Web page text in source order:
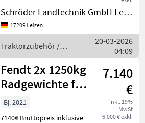
Schröder Landtechnik GmbH Leizen
17209 Leizen
Traktorzubehör /
Fendt
20-03-2026
04:09
Fendt 2x 1250kg
Radgewichte für
1050
7.140
€
inkl. 19%
MwSt
6.000 € exkl.
Bj. 2021
7140€ Bruttopreis inklusive